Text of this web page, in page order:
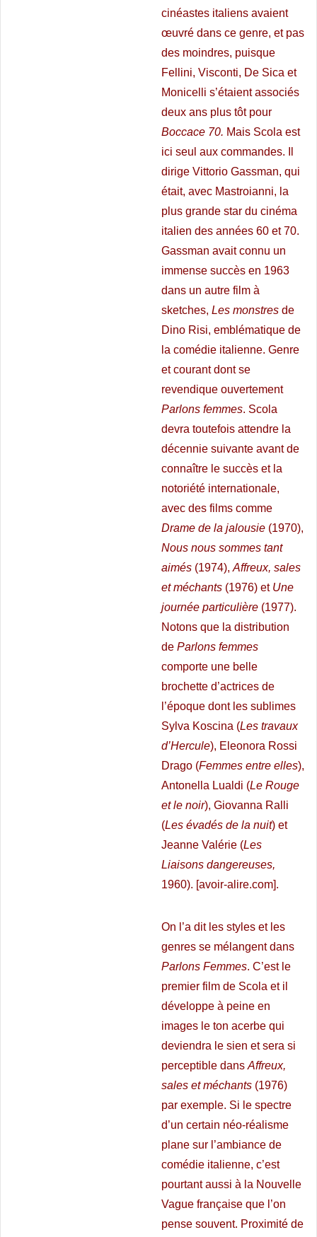
cinéastes italiens avaient
œuvré dans ce genre, et pas
des moindres, puisque
Fellini, Visconti, De Sica et
Monicelli s’étaient associés
deux ans plus tôt pour
Boccace 70. Mais Scola est
ici seul aux commandes. Il
dirige Vittorio Gassman, qui
était, avec Mastroianni, la
plus grande star du cinéma
italien des années 60 et 70.
Gassman avait connu un
immense succès en 1963
dans un autre film à
sketches,Les monstres de
Dino Risi, emblématique de
la comédie italienne. Genre
et courant dont se
revendique ouvertement
Parlons femmes. Scola
devra toutefois attendre la
décennie suivante avant de
connaître le succès et la
notoriété internationale,
avec des films comme
Drame de la jalousie (1970),
Nous nous sommes tant
aimés (1974),Affreux, sales
et méchants (1976) et Une
journée particulière (1977).
Notons que la distribution
deParlons femmes
comporte une belle
brochette d’actrices de
l’époque dont les sublimes
Sylva Koscina (Les travaux
d’Hercule), Eleonora Rossi
Drago (Femmes entre elles),
Antonella Lualdi (Le Rouge
et le noir), Giovanna Ralli
(Les évadés de la nuit) et
Jeanne Valérie (Les
Liaisons dangereuses,
1960). [avoir-alire.com].
On l’a dit les styles et les
genres se mélangent dans
Parlons Femmes. C’est le
premier film de Scola et il
développe à peine en
images le ton acerbe qui
deviendra le sien et sera si
perceptible dansAffreux,
sales et méchants (1976)
par exemple. Si le spectre
d’un certain néo-réalisme
plane sur l’ambiance de
comédie italienne, c’est
pourtant aussi à la Nouvelle
Vague française que l’on
pense souvent. Proximité de